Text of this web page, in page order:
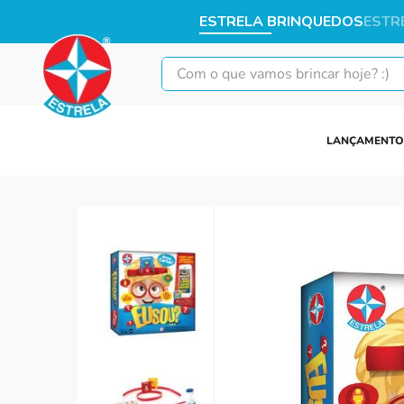
ESTRELA BRINQUEDOS
Com o que vamos brincar hoje? :)